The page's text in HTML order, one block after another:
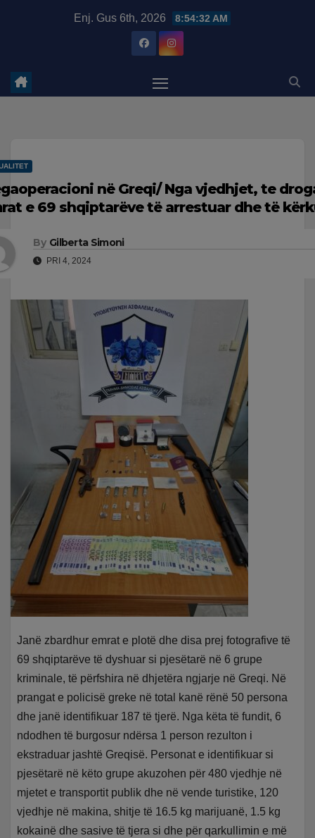
Enj. Gus 6th, 2026 8:54:33 AM
në Greqi/ Nga vjedhjet, te
e 69 shqiptarëve të arrestuar dhe të
By Gilberta Simoni
PRI 4, 2024
Janë zbardhur emrat e plotë dhe disa prej fotografive të
69 shqiptarëve të dyshuar si pjesëtarë në 6 grupe
kriminale, të përfshira në dhjetëra ngjarje në Greqi. Në
prangat e policisë greke në total kanë rënë 50 persona
dhe janë identifikuar 187 të tjerë. Nga këta të fundit, 6
ndodhen të burgosur ndërsa 1 person rezulton i
ekstraduar jashtë Greqisë. Personat e identifikuar si
pjesëtarë në këto grupe akuzohen për 480 vjedhje në
mjetet e transportit publik dhe në vende turistike, 120
vjedhje në makina, shitje të 16.5 kg marijuanë, 1.5 kg
kokainë dhe sasive të tjera si dhe për qarkullimin e më